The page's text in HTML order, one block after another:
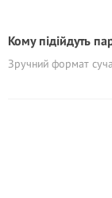
Кому підійдуть
Зручний формат